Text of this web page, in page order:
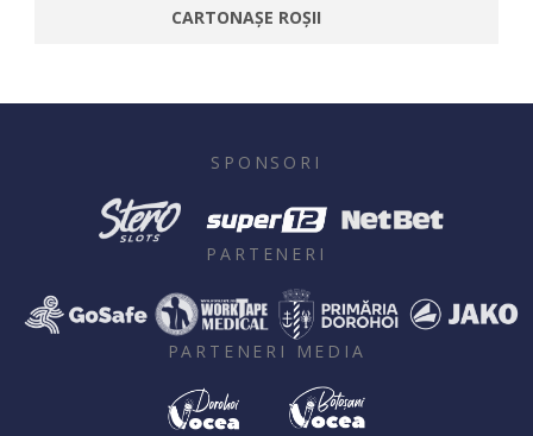
CARTONAȘE ROȘII
SPONSORI
PARTENERI
PARTENERI MEDIA